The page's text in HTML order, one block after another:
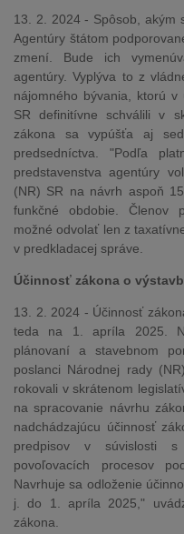
13. 2. 2024 - Spôsob, akým
Agentúry štátom
zmení. Bude ich
agentúry. Vyplýva to z
nájomného bývania, ktorú
SR definitívne schválili v
zákona sa vypúšťa aj
predsedníctva. "Podľa
predstavenstva agentúry
(NR) SR na návrh aspoň
funkčné obdobie. Členov
možné odvolať len z
v predkladacej správe.
Účinnosť zákona o
13. 2. 2024 - Účinnosť
teda na 1. apríla 2025.
plánovaní a stavebnom
poslanci Národnej rady
rokovali v skrátenom
na spracovanie návrhu
nadchádzajúcu účinnosť
predpisov v súvislosti s
povoľovacích procesov
Navrhuje sa odloženie
j. do 1. apríla 2025,"
zákona.